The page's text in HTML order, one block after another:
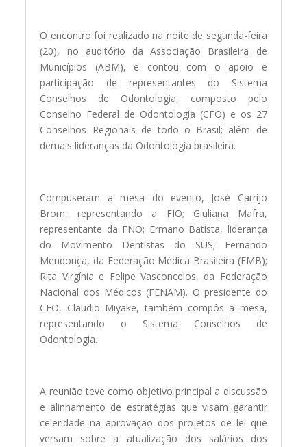
O encontro foi realizado na noite de segunda-feira
(20), no auditório da Associação Brasileira de
Municípios (ABM), e contou com o apoio e
participação de representantes do Sistema
Conselhos de Odontologia, composto pelo
Conselho Federal de Odontologia (CFO) e os 27
Conselhos Regionais de todo o Brasil; além de
demais lideranças da Odontologia brasileira.
Compuseram a mesa do evento, José Carrijo
Brom, representando a FIO; Giuliana Mafra,
representante da FNO; Ermano Batista, liderança
do Movimento Dentistas do SUS; Fernando
Mendonça, da Federação Médica Brasileira (FMB);
Rita Virgínia e Felipe Vasconcelos, da Federação
Nacional dos Médicos (FENAM). O presidente do
CFO, Claudio Miyake, também compôs a mesa,
representando o Sistema Conselhos de
Odontologia.
A reunião teve como objetivo principal a discussão
e alinhamento de estratégias que visam garantir
celeridade na aprovação dos projetos de lei que
versam sobre a atualização dos salários dos